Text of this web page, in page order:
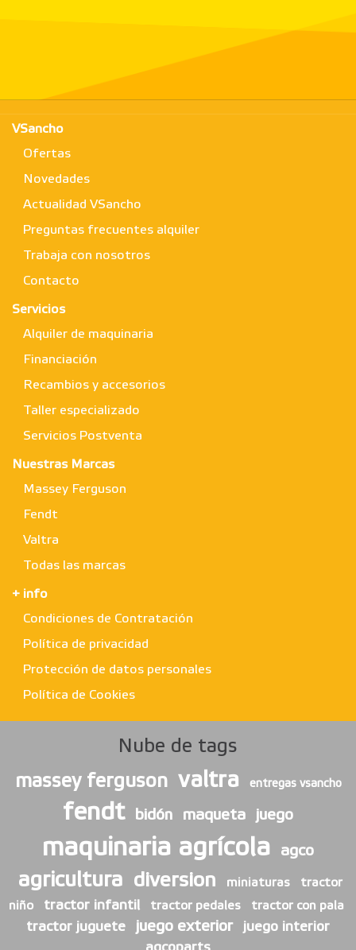
VSancho
Ofertas
Novedades
Actualidad VSancho
Preguntas frecuentes alquiler
Trabaja con nosotros
Contacto
Servicios
Alquiler de maquinaria
Financiación
Recambios y accesorios
Taller especializado
Servicios Postventa
Nuestras Marcas
Massey Ferguson
Fendt
Valtra
Todas las marcas
+ info
Condiciones de Contratación
Política de privacidad
Protección de datos personales
Política de Cookies
Nube de tags
massey ferguson
valtra entregas vsancho
fendt bidón maqueta juego
maquinaria agrícola agco
agricultura diversion miniaturas tractor
niño tractor infantil tractor pedales tractor con pala
tractor juguete juego exterior
juego interior